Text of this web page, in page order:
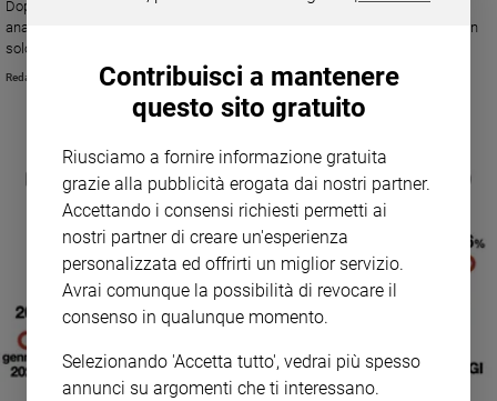
Dopo le ulteriori restrizioni imposte dal Governo l'istituto Demopolis ha
analizzato l'opinione della gente nelle ultime 24 ore. Crescono i timori, non
solo sanitari, ma anche sociali ed economici, per la diffusione del
Coronavirus
Redazione.fc
Contribuisci a mantenere
questo sito gratuito
Riusciamo a fornire informazione gratuita
grazie alla pubblicità erogata dai nostri partner.
Accettando i consensi richiesti permetti ai
nostri partner di creare un'esperienza
personalizzata ed offrirti un miglior servizio.
Avrai comunque la possibilità di revocare il
consenso in qualunque momento.
Selezionando 'Accetta tutto', vedrai più spesso
annunci su argomenti che ti interessano.